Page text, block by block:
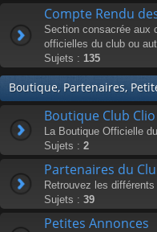
Compte Rendu
Section consacrée aux
officielles du club ou
Sujets : 135
Boutique, Partenaires,
Boutique Club
La Boutique Officielle
Sujets : 2
Partenaires du
Retrouvez les
Sujets : 39
Petites Annonces